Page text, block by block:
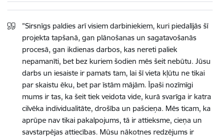
"Sirsnīgs paldies arī visiem darbiniekiem, kuri piedalījās šī
projekta tapšanā, gan plānošanas un sagatavošanās
procesā, gan ikdienas darbos, kas nereti paliek
nepamanīti, bet bez kuriem šodien mēs šeit nebūtu. Jūsu
darbs un iesaiste ir pamats tam, lai šī vieta kļūtu ne tikai
par skaistu ēku, bet par īstām mājām. Īpaši nozīmīgi
mums ir tas, ka šeit tiek veidota vide, kurā svarīga ir katra
cilvēka individualitāte, drošība un pašcieņa. Mēs ticam, ka
aprūpe nav tikai pakalpojums, tā ir attieksme, cieņa un
savstarpējas attiecības. Mūsu nākotnes redzējums ir